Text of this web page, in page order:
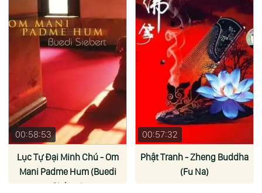
00:58:53
Lục Tự Đại Minh Chú - Om
Mani Padme Hum (Buedi
Siebert)
00:57:32
Phật Tranh - Zheng Buddha
(Fu Na)